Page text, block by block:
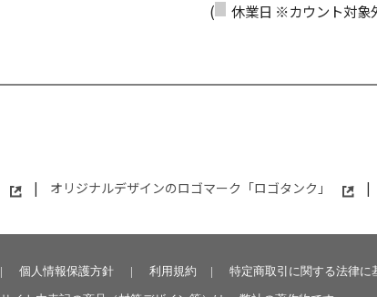
(
休業日 ※カウント対象
| オリジナルデザインのロゴマーク「ロゴタンク」 |
| 個人情報保護方針 | 利用規約 | 特定商取引に関する法律に